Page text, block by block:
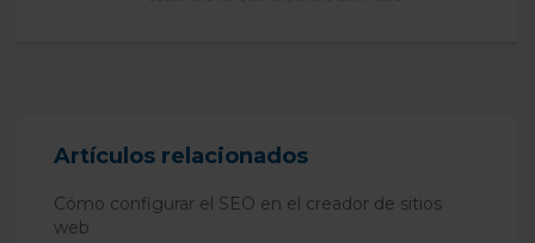
Artículos relacionados
Cómo configurar el SEO en el creador de sitios
web